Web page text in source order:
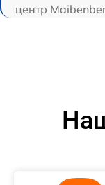
центр